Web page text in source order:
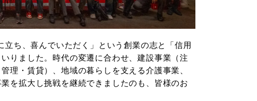
ち、喜んでいただく」という創業の志と「信用
りました。時代の変遷に合わせ、建設事業（注
理・賃貸）、地域の暮らしを支える介護事業、
を拡大し挑戦を継続できましたのも、皆様のお